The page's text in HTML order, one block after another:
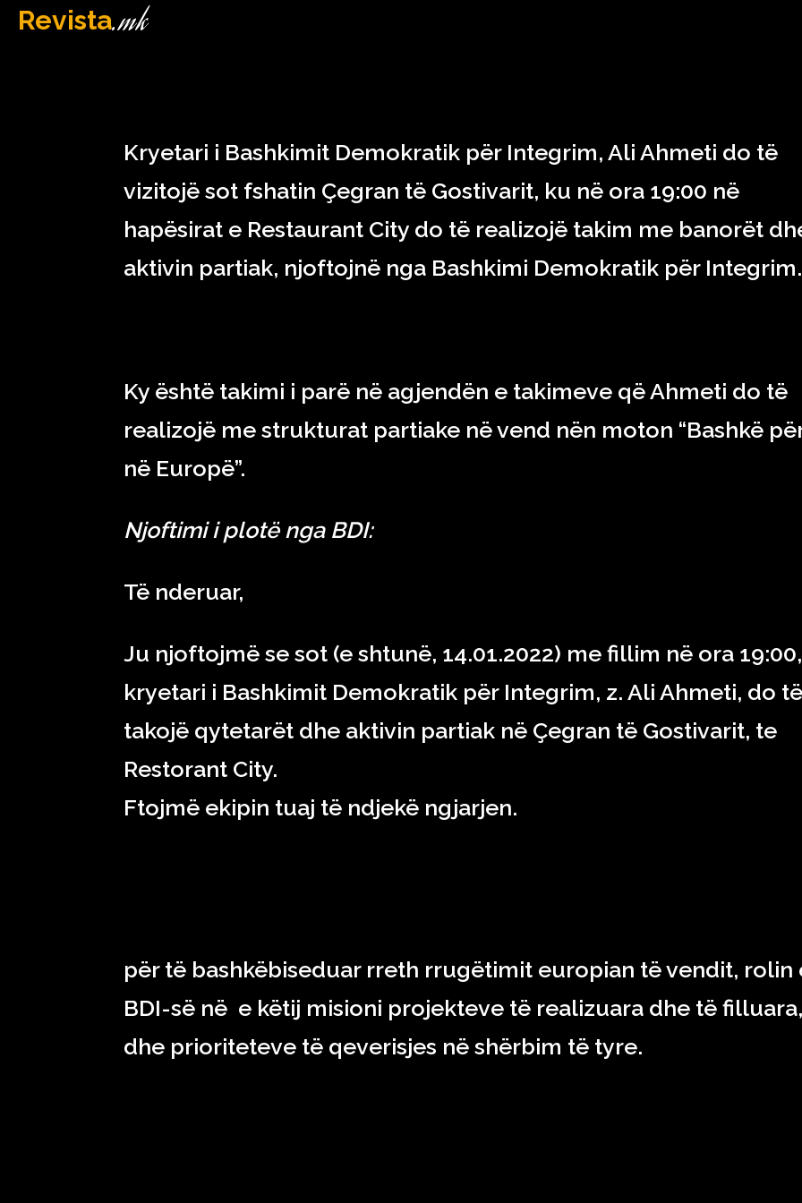
Revista.mk
Kryetari i Bashkimit Demokratik për Integrim, Ali Ahmeti do të
vizitojë sot fshatin Çegran të Gostivarit, ku në ora 19:00 në
hapësirat e Restaurant City do të realizojë takim me banorët
aktivin partiak, njoftojnë nga Bashkimi Demokratik për Integrim.
Ky është takimi i parë në agjendën e takimeve që Ahmeti do të
realizojë me strukturat partiake në vend nën moton “Bashkë
në Europë”.
Njoftimi i plotë nga BDI:
Të nderuar,
Ju njoftojmë se sot (e shtunë, 14.01.2022) me fillim në ora 19:00,
kryetari i Bashkimit Demokratik për Integrim, z. Ali Ahmeti, do të
takojë qytetarët dhe aktivin partiak në Çegran të Gostivarit, te
Restorant City.
Ftojmë ekipin tuaj të ndjekë ngjarjen.
për të bashkëbiseduar rreth rrugëtimit europian të vendit, rolin
BDI-së në e këtij misioni projekteve të realizuara dhe të
dhe prioriteteve të qeverisjes në shërbim të tyre.